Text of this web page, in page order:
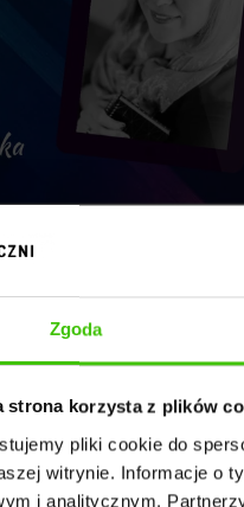
Zgoda
strona korzysta z plików
pliki cookie do
witrynie. Informacje o
i analitycznym.